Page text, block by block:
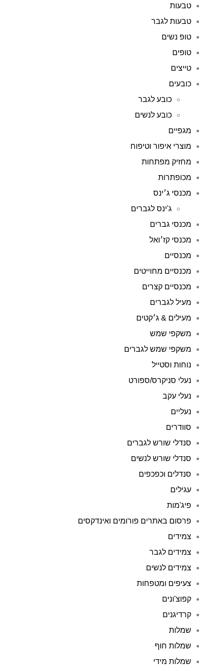
טבעות
טבעות לגבר
טופ נשים
טופים
טייצים
כובעים
כובע לגבר
כובע לנשים
מגפיים
מוצרי איפור וטיפוח
מחזיק מפתחות
מכופתרות
מכנסי ג׳ינס
ג'ינס לגברים
מכנסי גברים
מכנסי קז׳ואל
מכנסיים
מכנסיים מחוייטים
מכנסיים קצרים
מעיל לגברים
מעילים & ג׳קטים
משקפי שמש
משקפי שמש לגברים
נוחות וסטייל
נעלי סניקרס/ספורט
נעלי עקב
נעליים
סוודרים
סנדלי שורש לגברים
סנדלי שורש לנשים
סנדלים וכפכפים
עגילים
פיג'מות
פרסום באתרים פורומים ואינדקסים
צמידים
צמידים לגבר
צמידים לנשים
צעיפים ומטפחות
קפוצ'ונים
קרדיגנים
שמלות
שמלות חוף
שמלות מידי